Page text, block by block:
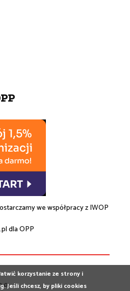
we współpracy zIWOP
dla OPP
korzystanie ze strony i
Jeśli chcesz, by pliki cookies